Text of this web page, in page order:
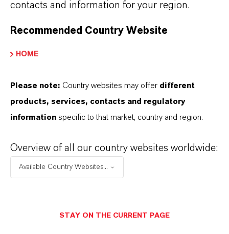
verantwortungsbewusstes Abfallmanagement,
den sorgfältigen Umgang mit kritischen Stoffen
wollen wir natürliche Ressourcen erhalten und
LUFTVERSCHMUTZUNG
contacts and information for your region.
Recommended Country Website
HOME
Please note: Country websites may offer different
products, services, contacts and regulatory
information specific to that market, country and region.
Overview of all our country websites worldwide:
Available Country Websites...
STAY ON THE CURRENT PAGE